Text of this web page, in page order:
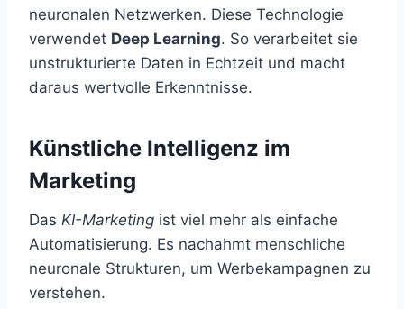
neuronalen Netzwerken. Diese Technologie
verwendet Deep Learning. So verarbeitet sie
unstrukturierte Daten in Echtzeit und macht
daraus wertvolle Erkenntnisse.
Künstliche Intelligenz im
Marketing
Das KI-Marketing ist viel mehr als einfache
Automatisierung. Es nachahmt menschliche
neuronale Strukturen, um Werbekampagnen zu
verstehen.